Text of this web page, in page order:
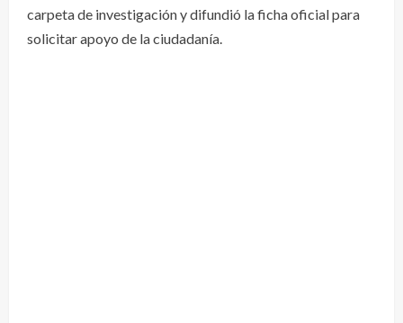
carpeta de investigación y difundió la ficha oficial para
solicitar apoyo de la ciudadanía.